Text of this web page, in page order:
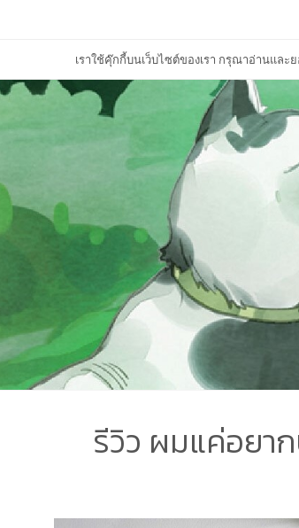
เราใช้คุ๊กกี้บนเว็บไซต์ของเรา กรุณาอ่านและ
รีวิว ผมแค่อยา